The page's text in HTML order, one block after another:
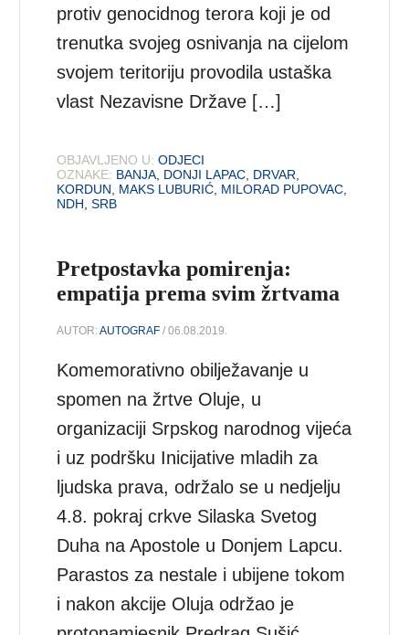
protiv genocidnog terora koji je od
trenutka svojeg osnivanja na cijelom
svojem teritoriju provodila ustaška
vlast Nezavisne Države […]
OBJAVLJENO U: ODJECI
OZNAKE: BANJA DONJI LAPAC DRVAR
KORDUN
MAKS LUBURIĆ MILORAD PUPOVAC
NDH ,SRB
Pretpostavka pomirenja:
empatija prema svim žrtvama
AUTOR:AUTOGRAF / 06.08.2019.
Komemorativno obilježavanje u
spomen na žrtve Oluje, u
organizaciji Srpskog narodnog vijeća
i uz podršku Inicijative mladih za
ljudska prava, održalo se u nedjelju
4.8. pokraj crkve Silaska Svetog
Duha na Apostole u Donjem Lapcu.
Parastos za nestale i ubijene tokom
i nakon akcije Oluja održao je